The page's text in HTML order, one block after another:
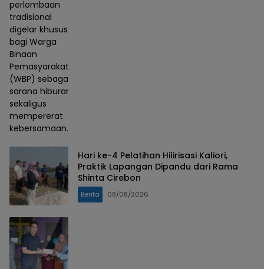
perlombaan
tradisional
digelar khusus
bagi Warga
Binaan
Pemasyarakatan
(WBP) sebagai
sarana hiburan
sekaligus
mempererat
kebersamaan.
Hari ke-4 Pelatihan Hilirisasi Kaliori,
Praktik Lapangan Dipandu dari Rama
Shinta Cirebon
Berita 08/08/2026